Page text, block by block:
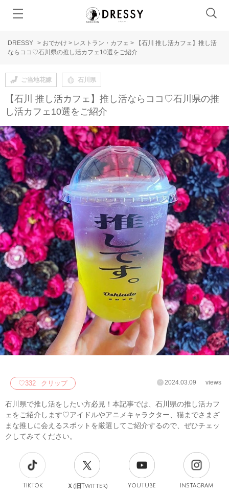
DRESSY > おでかけ > レストラン・カフェ >
【石川 推し活カフェ】推し活
ならココ♡石川県の推し活カフェ10選をご紹介
ご当地花嫁 石川県
【石川 推し活カフェ】推し活ならココ♡石川県の推
し活カフェ10選をご紹介
♡332 クリップ 2024.03.09 views
石川県で推し活をしたい方必見！本記事では、石川県の推し活カフ
ェをご紹介します♡アイドルやアニメキャラクター、猫までさまざ
まな推しに会えるスポットを厳選してご紹介するので、ぜひチェッ
クしてみてください。
TikTok Ｘ(旧Twitter) YouTube Instagram